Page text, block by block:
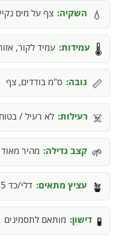
💧 השקיה: צף על מים
🌡️ עמידות: עמיד לקור, אזור
📏 גובה: ס"מ בודדים, צף
☠️ רעילות: לא רעיל / בטוח
🌱 קצב גדילה: מהיר מאוד
🪴 עציץ מתאים: דלי/כד 2-5 ליטר מים
🧪 דישון: מותאם לתסמינים